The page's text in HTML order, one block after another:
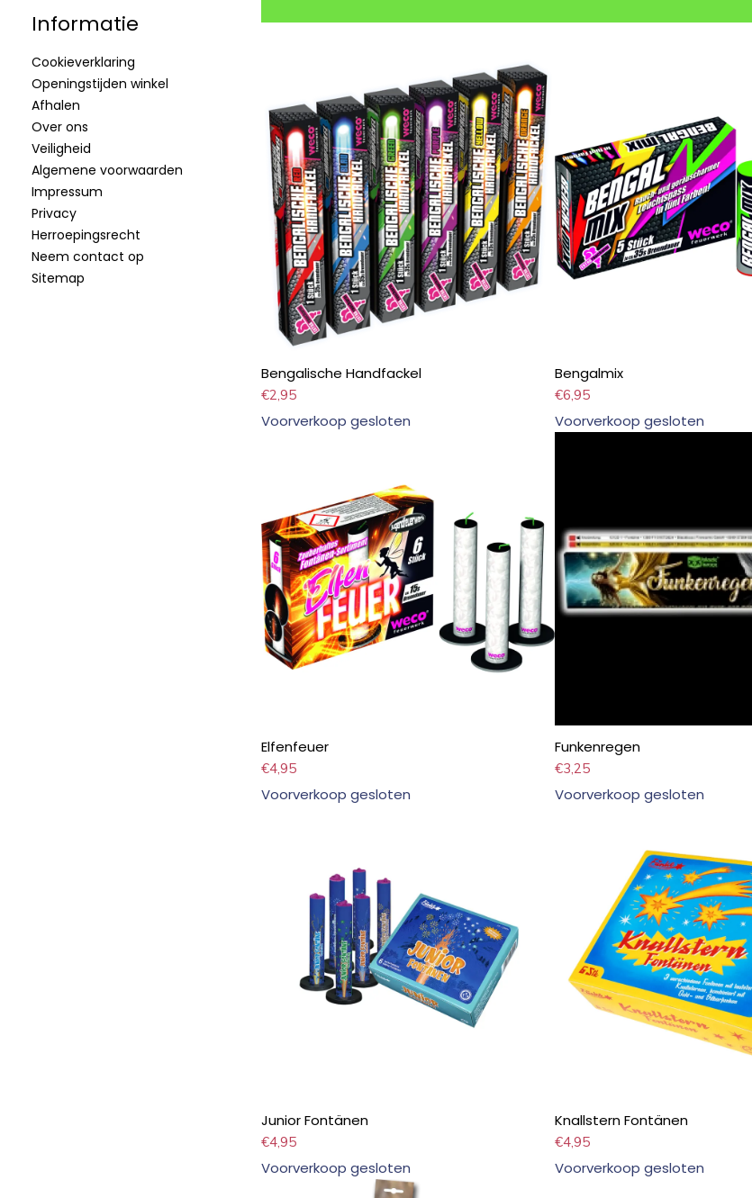
Informatie
Cookieverklaring
Openingstijden winkel
Afhalen
Over ons
Veiligheid
Algemene voorwaarden
Impressum
Privacy
Herroepingsrecht
Neem contact op
Sitemap
Bengalische Handfackel
€2,95
Voorverkoop gesloten
Bengalmix
€6,95
Voorverkoop gesloten
Elfenfeuer
€4,95
Voorverkoop gesloten
Funkenregen
€3,25
Voorverkoop gesloten
Junior Fontänen
€4,95
Voorverkoop gesloten
Knallstern Fontänen
€4,95
Voorverkoop gesloten